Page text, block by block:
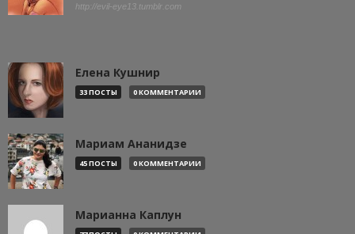
http://evil-eye13.tumblr.com
Елена Кушнир
33 ПОСТЫ 0 КОММЕНТАРИИ
Мариам Ананидзе
45 ПОСТЫ 0 КОММЕНТАРИИ
Марианна Каплун